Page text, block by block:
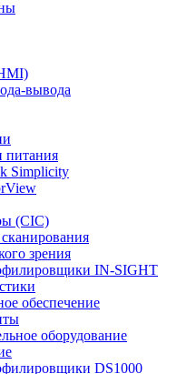
вывода
питания
Simplicity
(CIC)
зрения
IN-SIGHT
обеспечение
оборудование
DS1000